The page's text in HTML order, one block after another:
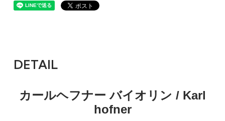
DETAIL
カールヘフナー バイオリン / Karl
hofner